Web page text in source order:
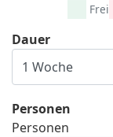
Frei
Dauer
Personen
Personen